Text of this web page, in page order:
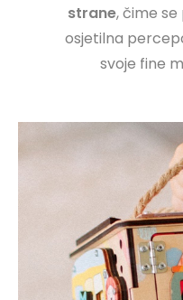
strane, čime
osjetilna
svoje fine